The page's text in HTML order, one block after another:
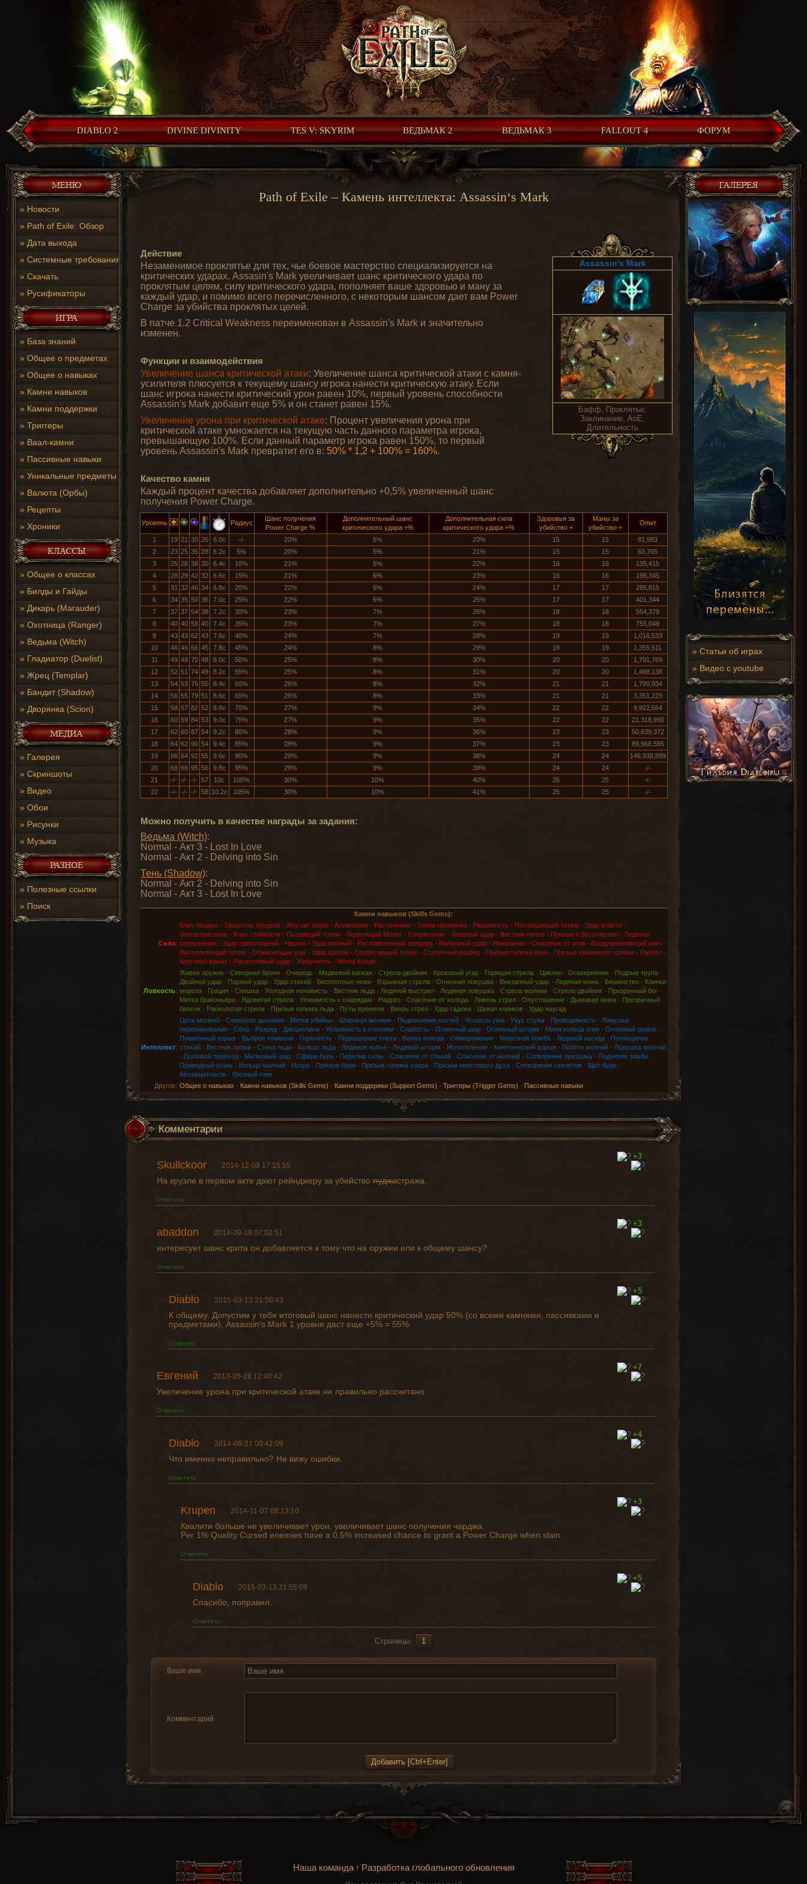
DIABLO 2 DIVINE DIVINITY TES V: SKYRIM ВЕДЬМАК 2 ВЕДЬМАК 3 FALLOUT 4 ФОРУМ
» Новости
» Path of Exile: Обзор
» Дата выхода
» Системные требования
» Скачать
» Русификаторы
» База знаний
» Общее о предметах
» Общее о навыках
» Камни навыков
» Камни поддержки
» Триггеры
» Ваал-камни
» Пассивные навыки
» Уникальные предметы
» Валюта (Орбы)
» Рецепты
» Хроники
» Общее о классах
» Билды и Гайды
» Дикарь (Marauder)
» Охотница (Ranger)
» Ведьма (Witch)
» Гладиатор (Duelist)
» Жрец (Templar)
» Бандит (Shadow)
» Дворянка (Scion)
» Галерея
» Скриншоты
» Видео
» Обои
» Рисунки
» Музыка
» Полезные ссылки
» Поиск
» Статьи об играх
» Видео с youtube
Path of Exile – Камень интеллекта: Assassin‘s Mark
Действие
Незаменимое проклятье для тех, чье боевое мастерство специализируется на
критических ударах. Assasin's Mark увеличивает шанс критического удара по
проклятым целям, силу критического удара, пополняет ваше здоровью и ману за
каждый удар, и помимо всего перечисленного, с некоторым шансом дает вам Power
Charge за убийства проклятых целей.
В патче 1.2 Critical Weakness переименован в Assassin's Mark и значительно
изменен.
Функции и взаимодействия
Увеличение шанса критической атаки: Увеличение шанса критической атаки с камня-
усилителя плюсуется к текущему шансу игрока нанести критическую атаку. Если
шанс игрока нанести критический урон равен 10%, первый уровень способности
Assassin's Mark добавит еще 5% и он станет равен 15%.
Увеличение урона при критической атаке: Процент увеличения урона при
критической атаке умножается на текущую часть данного параметра игрока,
превышающую 100%. Если данный параметр игрока равен 150%, то первый
уровень Assassin's Mark превратит его в: 50% * 1,2 + 100% = 160%.
Качество камня
Каждый процент качества добавляет дополнительно +0,5% увеличенный шанс
получения Power Charge.
Assassin's Mark
Бафф, Проклятье,
Заклинание, AoE,
Длительность
Уровень Радиус
Шанс получения
Power Charge %
Дополнительный шанс
критического удара +%
Дополнительная сила
критического удара +%
Здоровья за
убийство +
Маны за
убийство +
Опыт
1 19 21 30 26 6.0с -/- 20% 5% 20% 15 15
81,983
2
23 25 35 28 6.2с 5% 20% 5% 21% 15 15
63,765
3
25 26 38 30 6.4с 10% 21% 5% 22% 16 16
135,415
4
28 29 42 32 6.6с 15% 21% 6% 23% 16 16
199,345
5
31 32 46 34 6.8с 20% 22% 6% 24% 17 17
285,815
6
34 35 50 36 7.0с 25% 22% 6% 25% 17 17
401,344
7
37 37 54 38 7.2с 30% 23% 7% 26% 18 18
554,379
8
40 40 58 40 7.4с 35% 23% 7% 27% 18 18
755,049
9
43 43 62 43 7.6с 40% 24% 7% 28% 19 19
1,016,533
10
46 46 66 45 7.8с 45% 24% 8% 29% 19 19
1,355,511
11
49 48 70 48 8.0с 50% 25% 8% 30% 20 20
1,791,769
12
52 51 74 49 8.2с 55% 25% 8% 31% 20 20
1,498,138
13
54 53 76 50 8.4с 60% 26% 8% 32% 21 21
1,790,934
14
56 55 79 51 8.6с 65% 26% 8% 33% 21 21
3,351,223
15
58 57 82 52 8.8с 70% 27% 9% 34% 22 22
9,922,564
16
60 59 84 53 9.0с 75% 27% 9% 35% 22 22
21,318,990
17
62 60 87 54 9.2с 80% 28% 9% 36% 23 23
50,639,372
18
64 62 90 54 9.4с 85% 28% 9% 37% 23 23
89,968,595
19
66 64 92 55 9.6с 90% 29% 9% 38% 24 24
146,938,899
20
68 66 95 56 9.8с 95% 29% 9% 39% 24 24
-/-
21
-/- -/- -/- 57 10с 100% 30% 10% 40% 25 25
-/-
22
-/- -/- -/- 58 10.2с 105% 30% 10% 41% 25 25 -/-
Можно получить в качестве награды за задания:
Ведьма (Witch):
Normal - Акт 3 - Lost In Love
Normal - Акт 2 - Delving into Sin
Тень (Shadow):
Normal - Акт 2 - Delving into Sin
Normal - Акт 3 - Lost In Love
Камни навыков (Skills Gems):
Сила:
Клич бездны · Защитник предков· Жгучая злоба· Аниматрон· Рассечение· Тотем-приманка· Решимость· Поглощающий тотем · Удар власти·
Землетрясение· Клич стойкости· Пылающий тотем · Леденящий Молот· Сотрясение· Тяжелый удар· Вестник пепла· Призыв к бессмертию· Ледяное
сокрушение· Удар преисподней· Наскок· Удар молний· Расплавленный панцирь· Магмовый удар· Наказание· Спасение от огня· Воодушевляющий клич ·
Восполняющий тотем · Обжигающие узы · Удар щитом · Сотрясающий тотем · Статичный разряд· Призыв голема огня· Призыв каменного голема· Раскол·
Круговой взмах · Расчетливый удар· Живучесть· Метка вождя
Ловкость:
Живое оружие· Северная броня · Очередь · Медвежий капкан· Стрела-двойник· Кровавый угар· Горящая стрела· Циклон· Осквернение· Подрыв трупа·
Двойной удар· Парный удар· Удар стихий· Бесплотные ножи· Взрывная стрела· Огненная ловушка· Внезапный удар· Ледяная мина· Бешенство· Клинки
мороза· Грация · Спешка· Холодная ненависть · Вестник льда· Ледяной выстрел· Ледяная ловушка· Стрела молнии· Стрела-двойник· Призрачный бег·
Метка браконьера· Ядовитая стрела· Уязвимость к снарядам · Надрез· Спасение от холода· Ливень стрел· Опустошение· Дымовая мина· Призрачный
бросок· Расколотая стрела· Призыв голема льда· Путы времени· Вихрь стрел· Удар гадюки· Шквал клинков· Удар наугад
Интеллект:
Цепь молний· Северное дыхание· Метка убийцы · Шаровая молния· Подношение костей· Ясность ума· Укус стужи· Проводимость· Ловушка
переманивания· Сбор· Разряд· Дисциплина· Уязвимость к стихиям · Слабость· Огненный шар· Огненный шторм · Мина кольца огня· Огненный рывок·
Пламенный взрыв· Выброс пламени· Горючесть· Подношение плоти· Волна холода· Обморожение· Морозная бомба· Ледяной каскад· Поглощение
стихий· Вестник грома· Стена льда· Кольцо льда· Ледяное копье· Ледяной шторм · Испепеление· Кинетический взрыв· Побеги молний· Ловушка молний
· Грозовой переход· Магмовый шар· Сфера бурь· Перелив силы · Спасение от стихий· Спасение от молний· Сотворение призрака· Поднятие зомби·
Праведный огонь· Кольцо молний· Искра· Призыв бури· Призыв голема хаоса· Призыв неистового духа· Сотворение скелетов· Щит бури·
Беззащитность· Грозный гнев
Другое: Общее о навыках · Камни навыков (Skills Gems) · Камни поддержки (Support Gems) · Триггеры (Trigger Gems) · Пассивные навыки
Комментарии
Skullckoor 2014-12-08 17:15:55
На круэле в первом акте дают рейнджеру за убийство пуджастража.
Ответить
+3
abaddon 2014-09-19 07:02:51
интересует шанс крита он добавляется к тому что на оружии или к общему шансу?
Ответить
+3
Diablo 2015-03-13 21:56:43
К общему. Допустим у тебя итоговый шанс нанести критический удар 50% (со всеми камнями, пассивками и
предметами), Assassin‘s Mark 1 уровня даст еще +5% = 55%
Ответить
+5
Евгений 2013-05-28 12:40:42
Увеличение урона при критической атаке не правильно рассчитано
Ответить
+7
Diablo 2014-08-31 00:42:09
Что именно неправильно? Не вижу ошибки.
Ответить
+4
Krupen 2014-11-07 08:13:10
Квалити больше не увеличивает урон, увеличивает шанс получения чарджа.
Per 1% Quality Cursed enemies have a 0.5% increased chance to grant a Power Charge when slain
Ответить
+3
Diablo 2015-03-13 21:55:09
Спасибо, поправил.
Ответить
+5
Страницы: 1
Ваше имя
Комментарий
Наша команда† Разработка глобального обновления